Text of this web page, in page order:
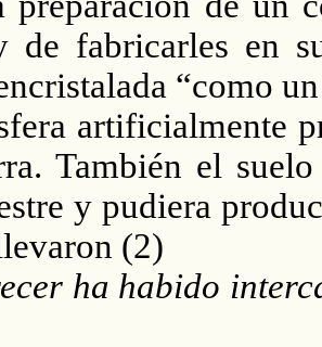
de fabricarles en
“como
artificialmente
También el
y pudiera
(2)
ha habido